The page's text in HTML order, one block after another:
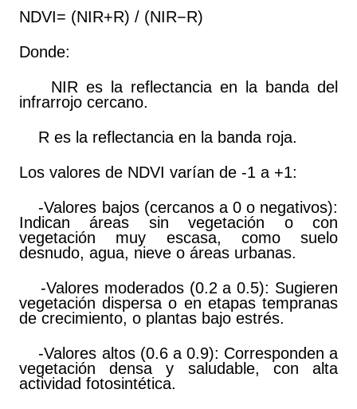
NDVI= (NIR+R) / (NIR−R)
Donde:
NIR es la reflectancia en la banda del
infrarrojo cercano.
R es la reflectancia en la banda roja.
Los valores de NDVI varían de -1 a +1:
-Valores bajos (cercanos a 0 o negativos):
Indican áreas sin vegetación o con
vegetación muy escasa, como suelo
desnudo, agua, nieve o áreas urbanas.
-Valores moderados (0.2 a 0.5): Sugieren
vegetación dispersa o en etapas tempranas
de crecimiento, o plantas bajo estrés.
-Valores altos (0.6 a 0.9): Corresponden a
vegetación densa y saludable, con alta
actividad fotosintética.